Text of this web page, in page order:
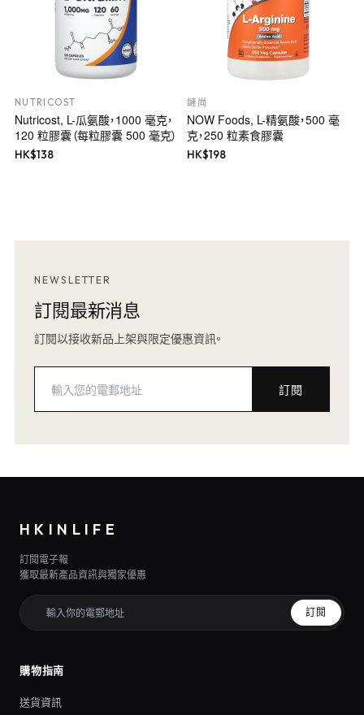
NUTRICOST
Nutricost, L-瓜氨酸，1000 毫克，
120 粒膠囊（每粒膠囊 500 毫克）
HK$138
謎尚
NOW Foods, L-精氨酸，500 毫
克，250 粒素食膠囊
HK$198
NEWSLETTER
訂閱最新消息
訂閱以接收新品上架與限定優惠資訊。
訂閱
HKINLIFE
訂閱電子報
獲取最新產品資訊與獨家優惠
訂閱
購物指南
送貨資訊